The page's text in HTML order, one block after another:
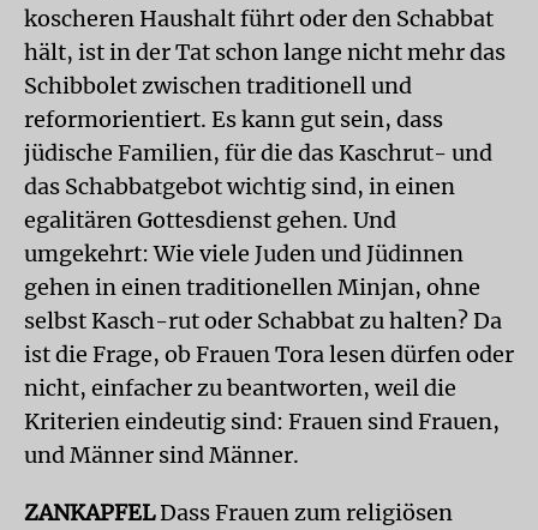
koscheren Haushalt führt oder den Schabbat
hält, ist in der Tat schon lange nicht mehr das
Schibbolet zwischen traditionell und
reformorientiert. Es kann gut sein, dass
jüdische Familien, für die das Kaschrut- und
das Schabbatgebot wichtig sind, in einen
egalitären Gottesdienst gehen. Und
umgekehrt: Wie viele Juden und Jüdinnen
gehen in einen traditionellen Minjan, ohne
selbst Kasch-rut oder Schabbat zu halten? Da
ist die Frage, ob Frauen Tora lesen dürfen oder
nicht, einfacher zu beantworten, weil die
Kriterien eindeutig sind: Frauen sind Frauen,
und Männer sind Männer.
ZANKAPFELDass Frauen zum religiösen